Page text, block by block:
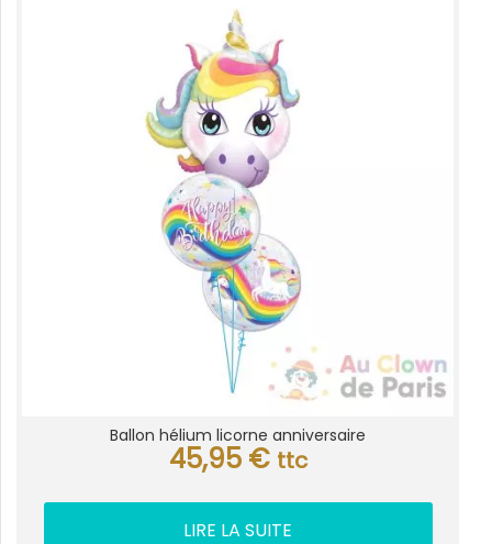
Ballon hélium licorne anniversaire
45,95 € ttc
LIRE LA SUITE